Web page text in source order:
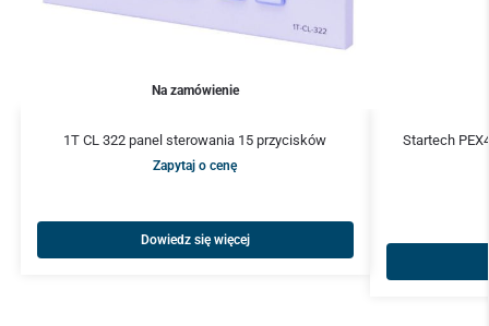
Na zamówienie
1T CL 322 panel sterowania 15 przycisków
Zapytaj o cenę
Dowiedz się więcej
Startech